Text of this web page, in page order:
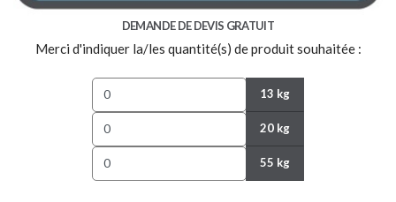
DEMANDE DE DEVIS GRATUIT
Merci d'indiquer la/les quantité(s) de produit souhaitée :
13 kg
20 kg
55 kg